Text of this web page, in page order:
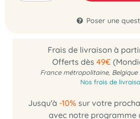
Poser une
Frais de livraison à
Offerts dès 49€
France métropolitaine, Belgique
Nos frais de
Jusqu'à -10% sur votre
avec notre programme